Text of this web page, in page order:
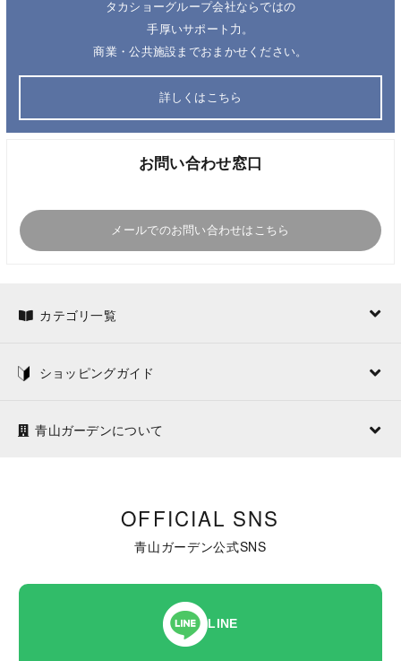
タカショーグループ会社ならではの
手厚いサポート力。
商業・公共施設までおまかせください。
詳しくはこちら
お問い合わせ窓口
メールでのお問い合わせはこちら
カテゴリ一覧
ショッピングガイド
青山ガーデンについて
OFFICIAL SNS
青山ガーデン公式SNS
LINE